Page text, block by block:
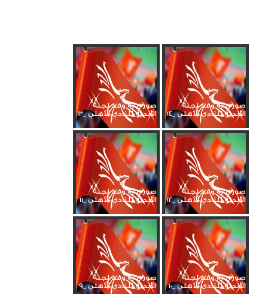
صور زيارة وفد لجنة
الأندية للنادي الأهلي _14
صور زيارة وفد لجنة
الأندية للنادي الأهلي _13
صور زيارة وفد لجنة
الأندية للنادي الأهلي _12
صور زيارة وفد لجنة
الأندية للنادي الأهلي _11
صور زيارة وفد لجنة
الأندية للنادي الأهلي _10
صور زيارة وفد لجنة
الأندية للنادي الأهلي _9